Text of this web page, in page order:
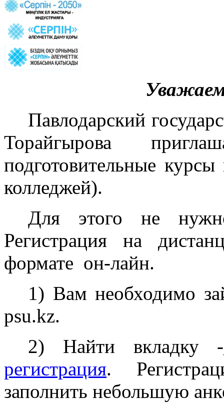
Павлодарский
Торайгырова
подготовительные
колледжей).
Для этого не
Регистрация на
формате он-лайн.
1) Вам необходимо
psu.kz.
2) Найти вкладку -
регистрация.
заполнить небольшую